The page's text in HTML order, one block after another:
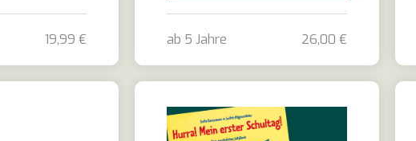
19,99 €
Bundle Hurra! Mein erster Schultag! +
ab 5 Jahre
26,00 €